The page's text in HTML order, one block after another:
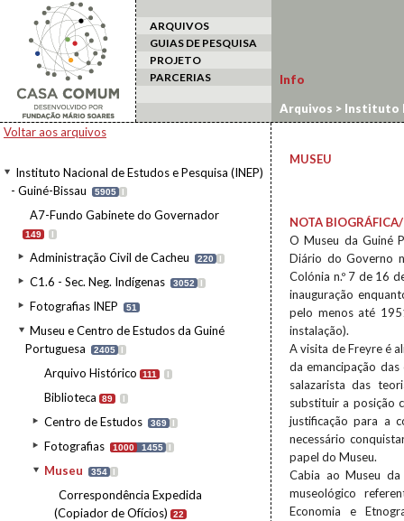
ARQUIVOS
GUIAS DE PESQUISA
PROJETO
PARCERIAS
Voltar aos arquivos
Instituto Nacional de Estudos e Pesquisa (INEP)
- Guiné-Bissau
5905 I
A7-Fundo Gabinete do Governador
149 I
Administração Civil de Cacheu 220 I
C1.6 - Sec. Neg. Indígenas 3052 I
Fotografias INEP 51
Museu e Centro de Estudos da Guiné
Portuguesa
2405 I
Arquivo Histórico 111 I
Biblioteca 89 I
Centro de Estudos 369 I
Fotografias 1000 1455 I
Museu 354 I
Correspondência Expedida
(Copiador de Ofícios)
22
Info
Arquivos > Instituto
da Guiné Portuguesa
MUSEU
NOTA
O Museu da Guiné
Diário do Governo
Colónia n.º 7 de 16
inauguração
pelo menos até
instalação).
A visita de Freyre é
da emancipação
salazarista das
substituir a posição
justificação para a
necessário
papel do Museu.
Cabia ao Museu
museológico
Economia e